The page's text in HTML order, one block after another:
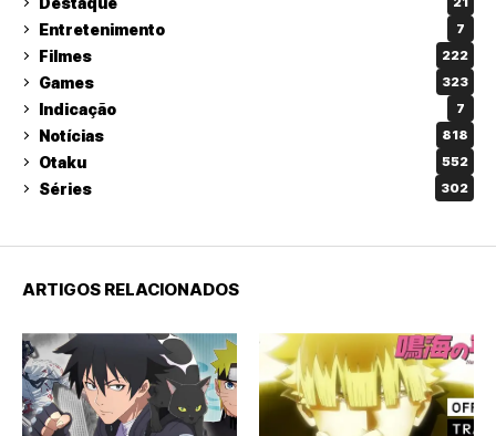
Entretenimento 7
Filmes 222
Games 323
Indicação 7
Notícias 818
Otaku 552
Séries 302
ARTIGOS RELACIONADOS